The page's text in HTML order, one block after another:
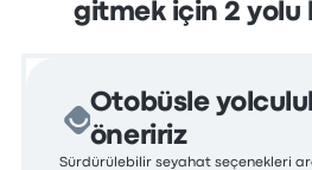
gitmek için 2 yolu
Otobüsle
öneririz
Sürdürülebilir seyahat seçenekleri